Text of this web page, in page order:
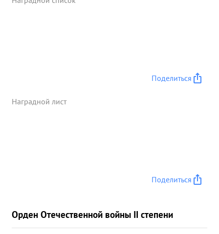
Поделиться
Наградной лист
Поделиться
Орден Отечественной войны II степени